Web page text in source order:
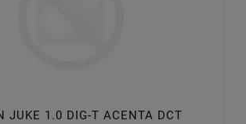
JUKE 1.0 DIG-T ACENTA DCT